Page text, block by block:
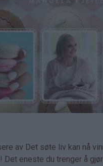
av Det søte liv kan nå
Det eneste du trenger å